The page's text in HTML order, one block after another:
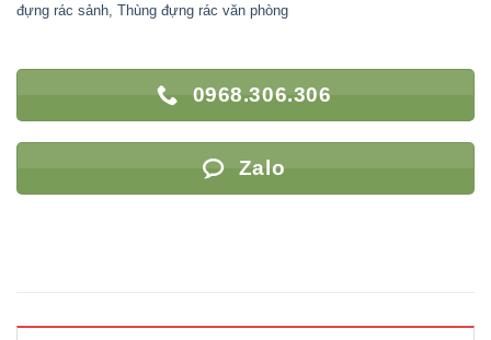
đựng rác sảnh, Thùng đựng rác văn phòng
0968.306.306
Zalo